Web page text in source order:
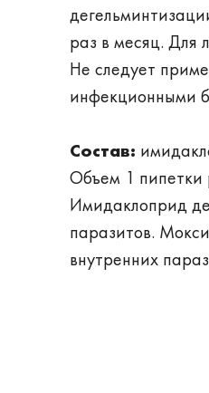
раз в месяц. Для
Не следует
инфекционными
Состав:
Объем 1 пипетки
Имидаклоприд
паразитов.
внутренних